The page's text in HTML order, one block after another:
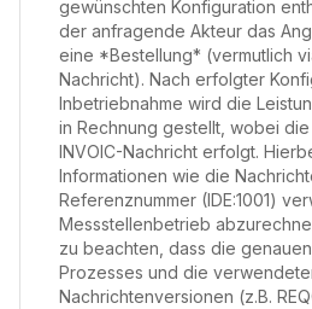
gewünschten Konfiguration
der anfragende Akteur das
eine *Bestellung* (vermutlich
Nachricht). Nach erfolgter
Inbetriebnahme wird die
in Rechnung gestellt, wobei
INVOIC-Nachricht erfolgt.
Informationen wie die
Referenznummer (IDE:1001)
Messstellenbetrieb
zu beachten, dass die
Prozesses und die
Nachrichtenversionen (z.B.